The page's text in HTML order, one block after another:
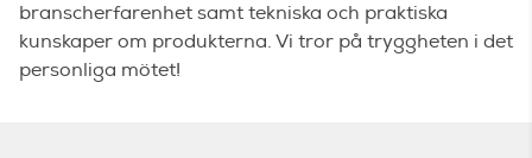
branscherfarenhet samt tekniska och praktiska
kunskaper om produkterna. Vi tror på tryggheten i det
personliga mötet!